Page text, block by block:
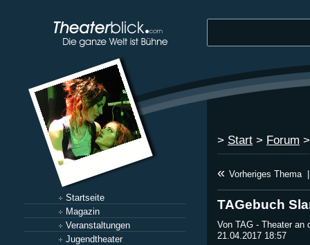
Startseite
Magazin
Veranstaltungen
Jugendtheater
> Start > Forum
« Vorheriges Thema
TAGebuch
Von TAG - Theater an
21.04.2017 18:57